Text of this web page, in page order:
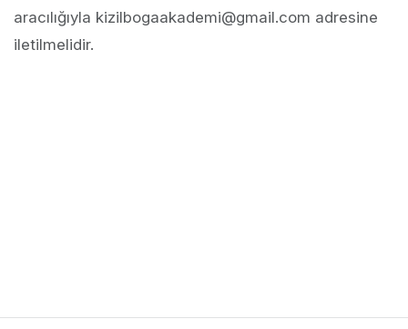
aracılığıyla kizilbogaakademi@gmail.com adresine
iletilmelidir.